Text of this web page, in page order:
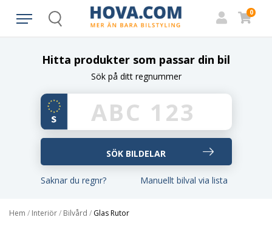
Search
0
Hitta produkter som passar din bil
Sök på ditt regnummer
Saknar du regnr? Manuellt bilval via lista
Hem / Interiör/ Bilvård / Glas Rutor